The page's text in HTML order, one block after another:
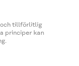
och tillförlitlig
principer kan